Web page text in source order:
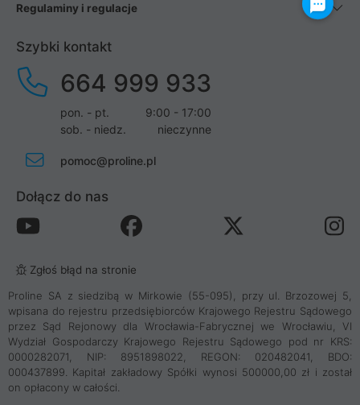
Regulaminy i regulacje
Szybki kontakt
664 999 933
pon. - pt.
9:00 - 17:00
sob. - niedz.
nieczynne
pomoc@proline.pl
Dołącz do nas
Zgłoś błąd na stronie
Proline SA z siedzibą w Mirkowie (55-095), przy ul. Brzozowej 5,
wpisana do rejestru przedsiębiorców Krajowego Rejestru Sądowego
przez Sąd Rejonowy dla Wrocławia-Fabrycznej we Wrocławiu, VI
Wydział Gospodarczy Krajowego Rejestru Sądowego pod nr KRS:
0000282071, NIP: 8951898022, REGON: 020482041, BDO:
000437899. Kapitał zakładowy Spółki wynosi 500000,00 zł i został
on opłacony w całości.